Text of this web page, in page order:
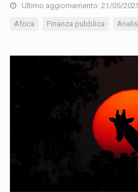
Ultimo aggiornamento: 21/05/
Africa Finanza pubblica